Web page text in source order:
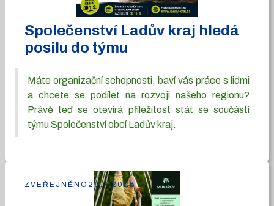
Společenství Ladův kraj hledá
posilu do týmu
Máte organizační schopnosti, baví vás práce s lidmi
a chcete se podílet na rozvoji našeho regionu?
Právě teď se otevírá příležitost stát se součástí
týmu Společenství obcí Ladův kraj.
ZVEŘEJNĚNO 29.7.2026